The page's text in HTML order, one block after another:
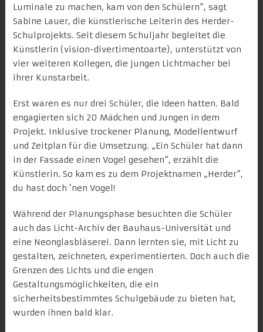
Luminale zu machen, kam von den Schülern“, sagt
Sabine Lauer, die künstlerische Leiterin des Herder-
Schulprojekts. Seit diesem Schuljahr begleitet die
Künstlerin (vision-divertimentoarte), unterstützt von
vier weiteren Kollegen, die jungen Lichtmacher bei
ihrer Kunstarbeit.
Erst waren es nur drei Schüler, die Ideen hatten. Bald
engagierten sich 20 Mädchen und Jungen in dem
Projekt. Inklusive trockener Planung, Modellentwurf
und Zeitplan für die Umsetzung. „Ein Schüler hat dann
in der Fassade einen Vogel gesehen“, erzählt die
Künstlerin. So kam es zu dem Projektnamen „Herder“,
du hast doch ’nen Vogel!
Während der Planungsphase besuchten die Schüler
auch das Licht-Archiv der Bauhaus-Universität und
eine Neonglasbläserei. Dann lernten sie, mit Licht zu
gestalten, zeichneten, experimentierten. Doch auch die
Grenzen des Lichts und die engen
Gestaltungsmöglichkeiten, die ein
sicherheitsbestimmtes Schulgebäude zu bieten hat,
wurden ihnen bald klar.